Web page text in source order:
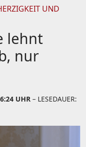
UND
lehnt
nur
UHR – LESEDAUER: